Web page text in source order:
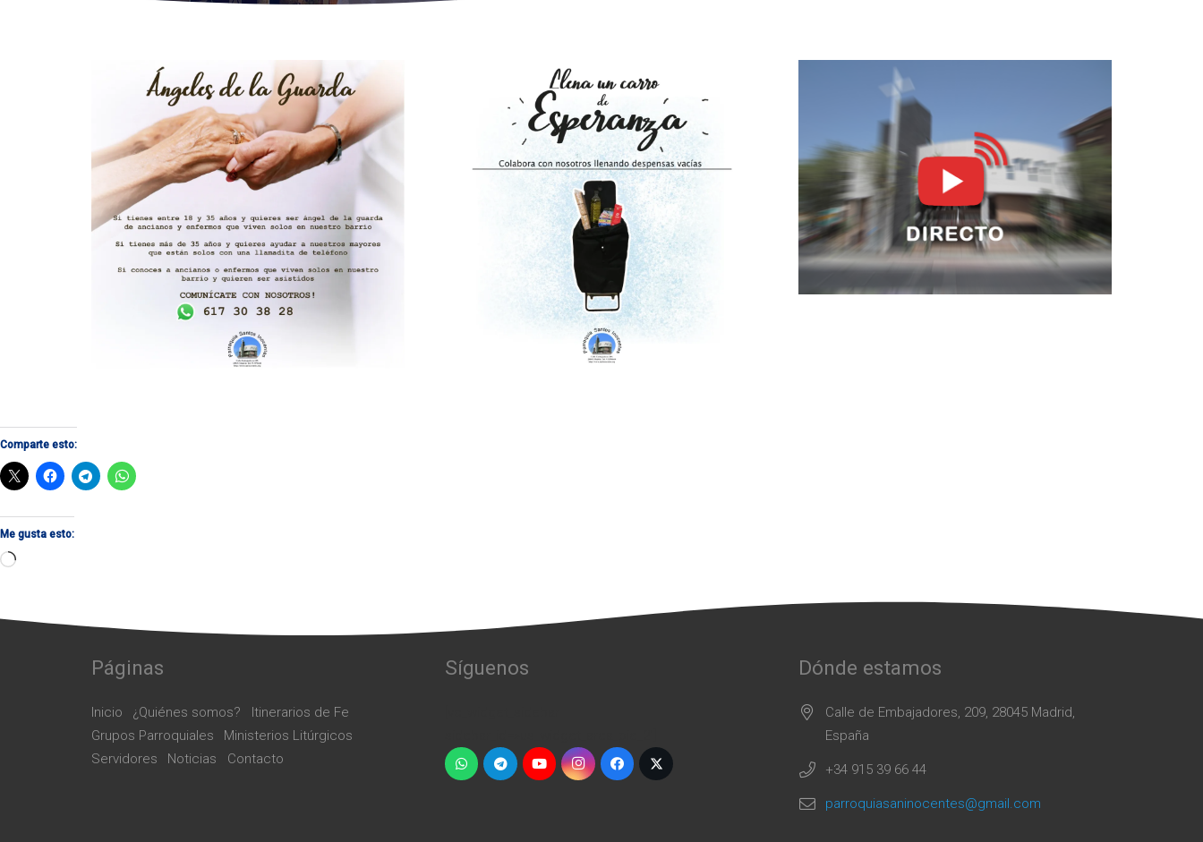
Comparte esto:
Me gusta esto:
Cargando...
Páginas
Inicio ¿Quiénes somos?
Itinerarios de Fe
Grupos Parroquiales
Ministerios Litúrgicos
Servidores
Noticias Contacto
Síguenos Dónde estamos
Calle de Embajadores, 209, 28045 Madrid,
España
+34 915 39 66 44
parroquiasaninocentes@gmail.com